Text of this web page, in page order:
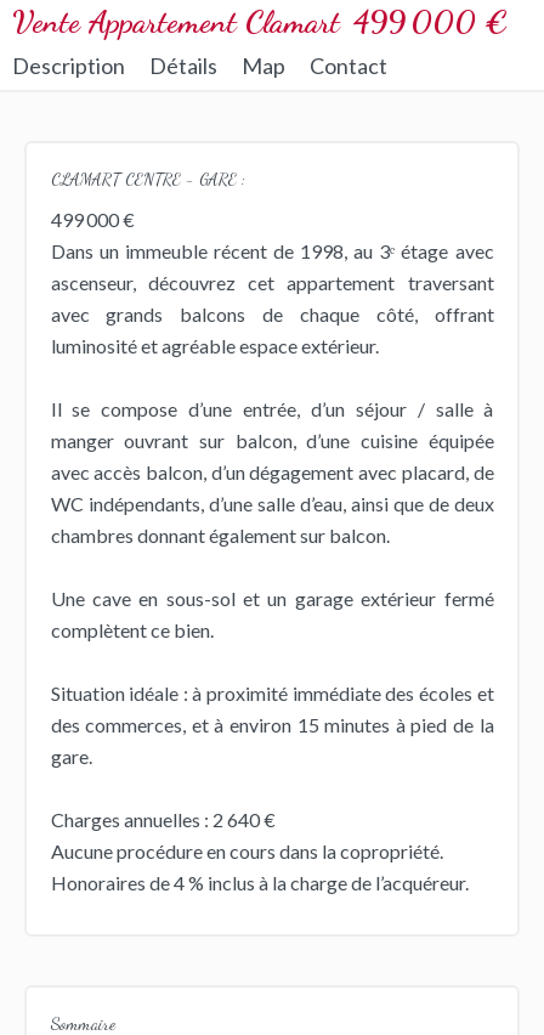
Vente Appartement Clamart 499 000 €
Description Détails Map Contact
CLAMART CENTRE - GARE :
499 000 €
Dans un immeuble récent de 1998, au 3ᵉ étage avec
ascenseur, découvrez cet appartement traversant
avec grands balcons de chaque côté, offrant
luminosité et agréable espace extérieur.
Il se compose d’une entrée, d’un séjour / salle à
manger ouvrant sur balcon, d’une cuisine équipée
avec accès balcon, d’un dégagement avec placard, de
WC indépendants, d’une salle d’eau, ainsi que de deux
chambres donnant également sur balcon.
Une cave en sous-sol et un garage extérieur fermé
complètent ce bien.
Situation idéale : à proximité immédiate des écoles et
des commerces, et à environ 15 minutes à pied de la
gare.
Charges annuelles : 2 640 €
Aucune procédure en cours dans la copropriété.
Honoraires de 4 % inclus à la charge de l’acquéreur.
Sommaire